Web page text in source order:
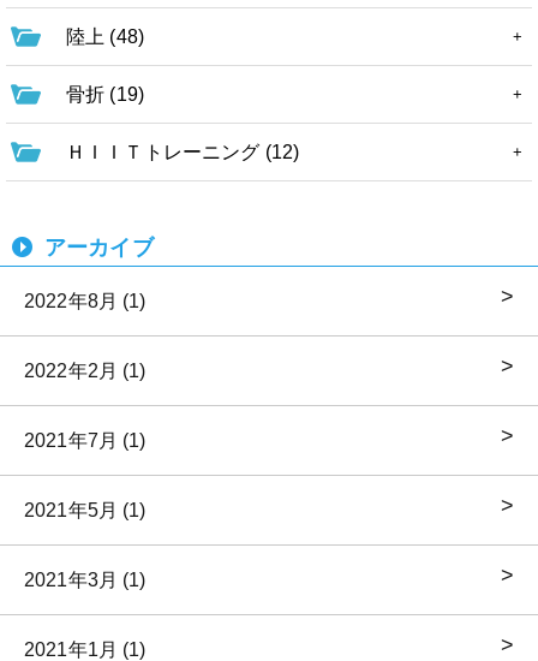
陸上 (48)
骨折 (19)
ＨＩＩＴトレーニング (12)
アーカイブ
2022年8月 (1)
2022年2月 (1)
2021年7月 (1)
2021年5月 (1)
2021年3月 (1)
2021年1月 (1)